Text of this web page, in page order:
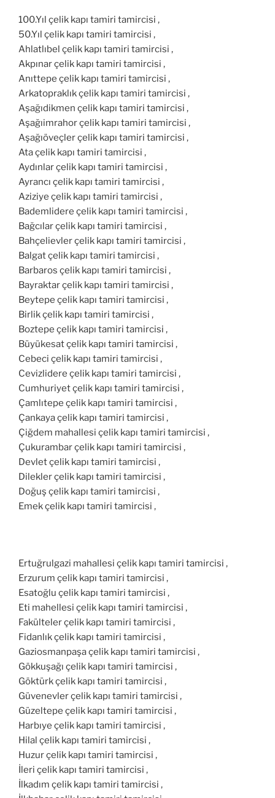
100.Yıl çelik kapı tamiri tamircisi ,
50.Yıl çelik kapı tamiri tamircisi ,
Ahlatlıbel çelik kapı tamiri tamircisi ,
Akpınar çelik kapı tamiri tamircisi ,
Anıttepe çelik kapı tamiri tamircisi ,
Arkatopraklık çelik kapı tamiri tamircisi ,
Aşağıdikmen çelik kapı tamiri tamircisi ,
Aşağıimrahor çelik kapı tamiri tamircisi ,
Aşağıöveçler çelik kapı tamiri tamircisi ,
Ata çelik kapı tamiri tamircisi ,
Aydınlar çelik kapı tamiri tamircisi ,
Ayrancı çelik kapı tamiri tamircisi ,
Aziziye çelik kapı tamiri tamircisi ,
Bademlidere çelik kapı tamiri tamircisi ,
Bağcılar çelik kapı tamiri tamircisi ,
Bahçelievler çelik kapı tamiri tamircisi ,
Balgat çelik kapı tamiri tamircisi ,
Barbaros çelik kapı tamiri tamircisi ,
Bayraktar çelik kapı tamiri tamircisi ,
Beytepe çelik kapı tamiri tamircisi ,
Birlik çelik kapı tamiri tamircisi ,
Boztepe çelik kapı tamiri tamircisi ,
Büyükesat çelik kapı tamiri tamircisi ,
Cebeci çelik kapı tamiri tamircisi ,
Cevizlidere çelik kapı tamiri tamircisi ,
Cumhuriyet çelik kapı tamiri tamircisi ,
Çamlıtepe çelik kapı tamiri tamircisi ,
Çankaya çelik kapı tamiri tamircisi ,
Çiğdem mahallesi çelik kapı tamiri tamircisi ,
Çukurambar çelik kapı tamiri tamircisi ,
Devlet çelik kapı tamiri tamircisi ,
Dilekler çelik kapı tamiri tamircisi ,
Doğuş çelik kapı tamiri tamircisi ,
Emek çelik kapı tamiri tamircisi ,
Ertuğrulgazi mahallesi çelik kapı tamiri tamircisi ,
Erzurum çelik kapı tamiri tamircisi ,
Esatoğlu çelik kapı tamiri tamircisi ,
Eti mahellesi çelik kapı tamiri tamircisi ,
Fakülteler çelik kapı tamiri tamircisi ,
Fidanlık çelik kapı tamiri tamircisi ,
Gaziosmanpaşa çelik kapı tamiri tamircisi ,
Gökkuşağı çelik kapı tamiri tamircisi ,
Göktürk çelik kapı tamiri tamircisi ,
Güvenevler çelik kapı tamiri tamircisi ,
Güzeltepe çelik kapı tamiri tamircisi ,
Harbıye çelik kapı tamiri tamircisi ,
Hilal çelik kapı tamiri tamircisi ,
Huzur çelik kapı tamiri tamircisi ,
İleri çelik kapı tamiri tamircisi ,
İlkadım çelik kapı tamiri tamircisi ,